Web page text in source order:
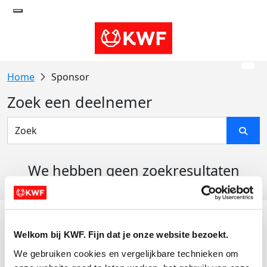
Welkom bij KWF. Fijn dat je onze website bezoekt.
We gebruiken cookies en vergelijkbare technieken om
Sponsor
Zoek een deelnemer
We hebben geen zoekresultaten
Actiematerialen
Evenementen